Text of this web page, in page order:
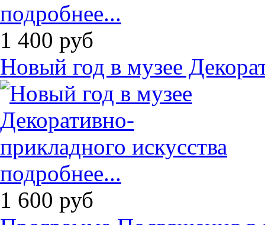
подробнее...
1 400 руб
Новый год в музее
подробнее...
1 600 руб